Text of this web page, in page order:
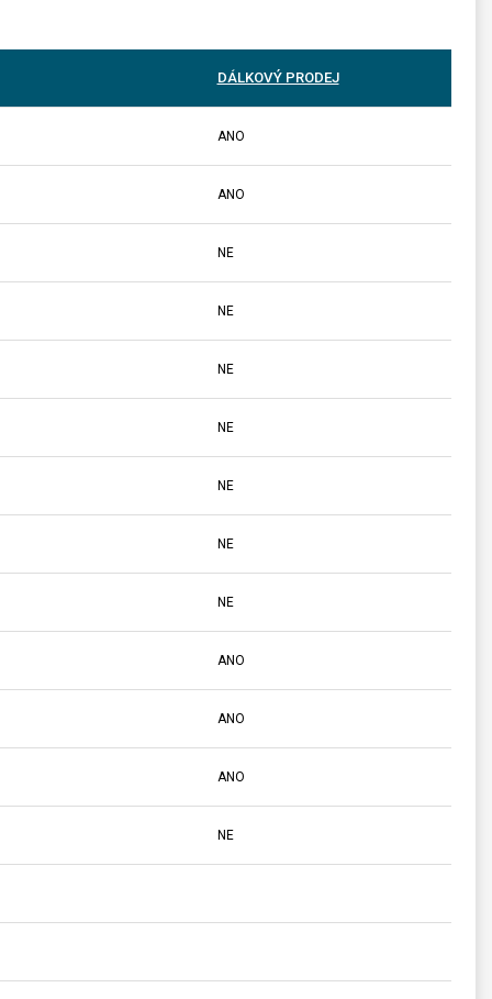
DÁLKOVÝ PRODEJ
ANO
ANO
NE
NE
NE
NE
NE
NE
NE
ANO
ANO
ANO
NE